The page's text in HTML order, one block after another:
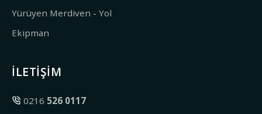
Yürüyen Merdiven - Yol
Ekipman
İLETIŞIM
0216 526 0117